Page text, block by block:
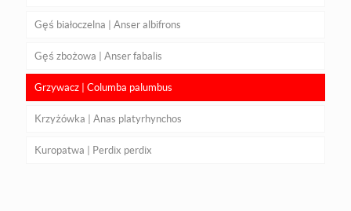
Gęś białoczelna | Anser albifrons
Gęś zbożowa | Anser fabalis
Grzywacz | Columba palumbus
Krzyżówka | Anas platyrhynchos
Kuropatwa | Perdix perdix